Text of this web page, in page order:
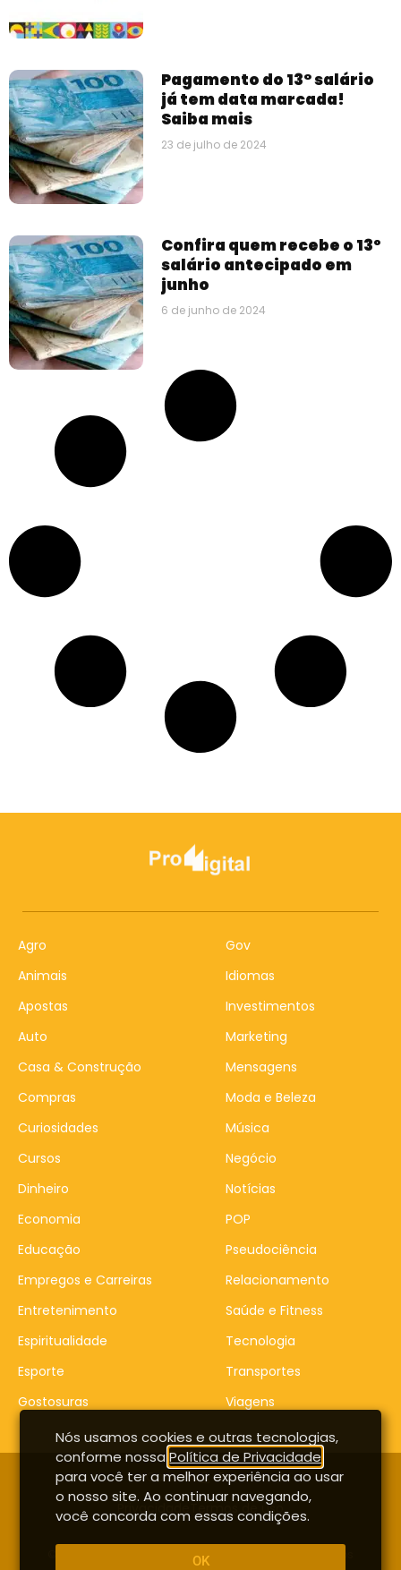
Pagamento do 13° salário
já tem data marcada!
Saiba mais
23 de julho de 2024
Confira quem recebe o 13º
salário antecipado em
junho
6 de junho de 2024
Agro
Animais
Apostas
Auto
Casa & Construção
Compras
Curiosidades
Cursos
Dinheiro
Economia
Educação
Empregos e Carreiras
Entretenimento
Espiritualidade
Esporte
Gostosuras
Gov
Idiomas
Investimentos
Marketing
Mensagens
Moda e Beleza
Música
Negócio
Notícias
POP
Pseudociência
Relacionamento
Saúde e Fitness
Tecnologia
Transportes
Viagens
Contato
Entrar
Privacidade
Termos de uso
© Copyright 2014-2026 – Proddigital – Todos os direitos
Nós usamos cookies e outras tecnologias,
conforme nossaPolítica de Privacidade
para você ter a melhor experiência ao usar
o nosso site. Ao continuar navegando,
você concorda com essas condições.
OK